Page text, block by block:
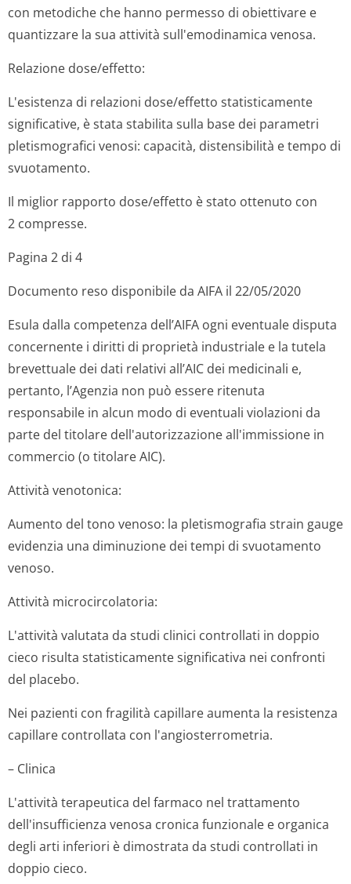
con metodiche che hanno permesso di obiettivare e
quantizzare la sua attività sull'emodinamica venosa.
Relazione dose/effetto:
L'esistenza di relazioni dose/effetto statisticamente
significative, è stata stabilita sulla base dei parametri
pletismografici venosi: capacità, distensibilità e tempo di
svuotamento.
Il miglior rapporto dose/effetto è stato ottenuto con
2 compresse.
Pagina 2 di 4
Documento reso disponibile da AIFA il 22/05/2020
Esula dalla competenza dell’AIFA ogni eventuale disputa
concernente i diritti di proprietà industriale e la tutela
brevettuale dei dati relativi all’AIC dei medicinali e,
pertanto, l’Agenzia non può essere ritenuta
responsabile in alcun modo di eventuali violazioni da
parte del titolare dell'autorizzazione all'immissione in
commercio (o titolare AIC).
Attività venotonica:
Aumento del tono venoso: la pletismografia strain gauge
evidenzia una diminuzione dei tempi di svuotamento
venoso.
Attività microcircolatoria:
L'attività valutata da studi clinici controllati in doppio
cieco risulta statisticamente significativa nei confronti
del placebo.
Nei pazienti con fragilità capillare aumenta la resistenza
capillare controllata con l'angiosterro­metria.
– Clinica
L'attività terapeutica del farmaco nel trattamento
dell'insufficienza venosa cronica funzionale e organica
degli arti inferiori è dimostrata da studi controllati in
doppio cieco.